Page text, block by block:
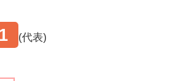
(代表)